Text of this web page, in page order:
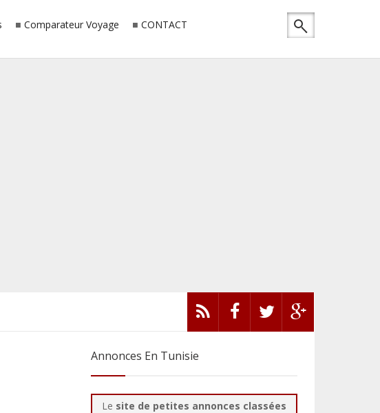
Comparateur Voyage CONTACT
you b...
Annonces En Tunisie
Le site de petites annonces classées